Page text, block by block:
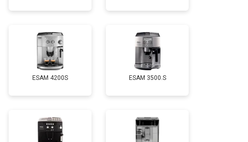
ESAM 4200S ESAM 3500.S